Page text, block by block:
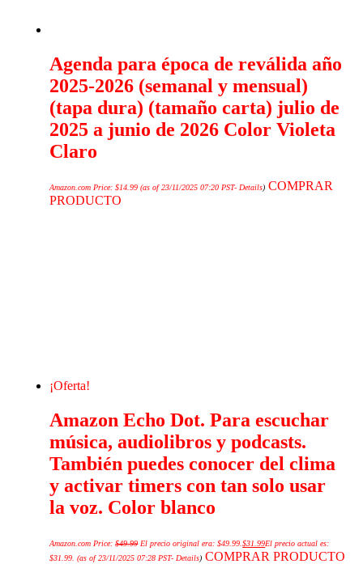
Agenda para época de reválida año
2025-2026 (semanal y mensual)
(tapa dura) (tamaño carta) julio de
2025 a junio de 2026 Color Violeta
Claro
Amazon.com Price:$14.99 (as of 23/11/2025 07:20 PST- Details) COMPRAR
PRODUCTO
¡Oferta!
Amazon Echo Dot. Para escuchar
música, audiolibros y podcasts.
También puedes conocer del clima
y activar timers con tan solo usar
la voz. Color blanco
Amazon.com Price:$49.99 El precio original era: $49.99.$31.99El precio actual es:
$31.99. (as of 23/11/2025 07:28 PST- Details) COMPRAR PRODUCTO